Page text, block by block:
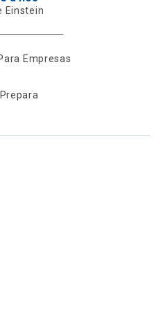
Einstein
Empresas